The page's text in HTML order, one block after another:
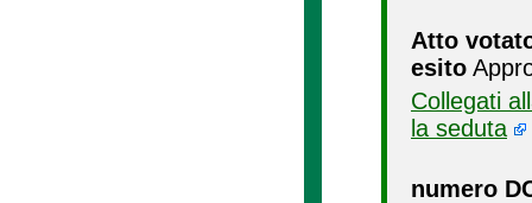
Atto
esito
Collegati
la seduta
numero